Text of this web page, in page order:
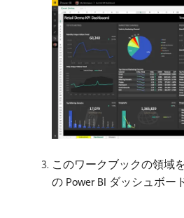
このワークブックの領域
の Power BI ダッシュボー